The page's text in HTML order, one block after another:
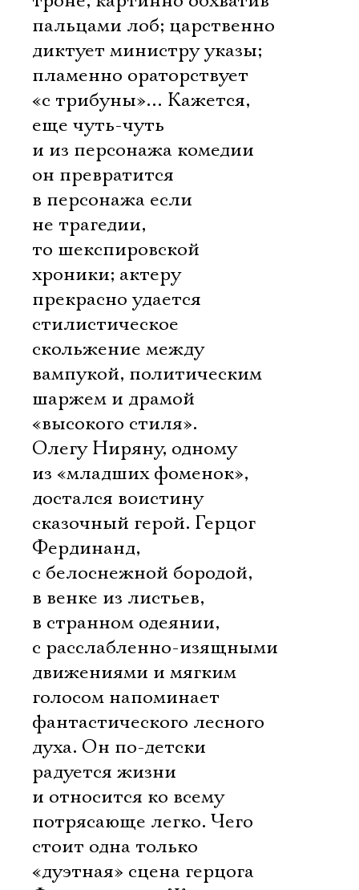
пальцами лоб; царственно
диктует министру указы;
пламенно ораторствует
«с трибуны»… Кажется,
еще чуть-чуть 
и из персонажа комедии
он превратится
в персонажа если
не трагедии,
то шекспировской
хроники; актеру
прекрасно удается
стилистическое
скольжение между
вампукой, политическим
шаржем и драмой
«высокого стиля».
Олегу Ниряну, одному
из «младших фоменок»,
достался воистину
сказочный герой. Герцог
Фердинанд,
с белоснежной бородой,
в венке из листьев,
в странном одеянии,
с расслабленно-изящными
движениями и мягким
голосом напоминает
фантастического лесного
духа. Он по-детски
радуется жизни
и относится ко всему
потрясающе легко. Чего
стоит одна только
«дуэтная» сцена герцога
Ознакомиться